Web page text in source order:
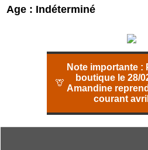
Age : Indéterminé
🦒
Note importante :
boutique le 28/
Amandine
courant